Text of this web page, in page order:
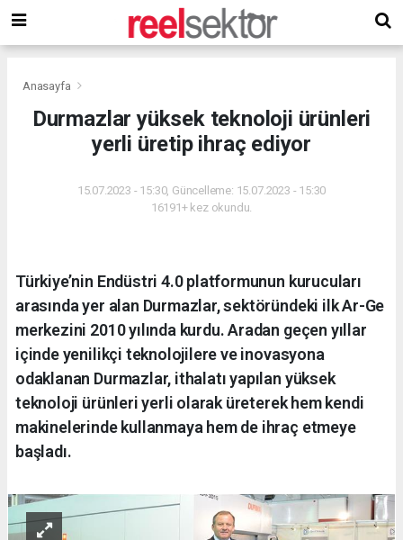
Anasayfa
Durmazlar yüksek teknoloji ürünleri
yerli üretip ihraç ediyor
15.07.2023 - 15:30, Güncelleme: 15.07.2023 - 15:30
16191+ kez okundu.
Türkiye’nin Endüstri 4.0 platformunun kurucuları
arasında yer alan Durmazlar, sektöründeki ilk Ar-Ge
merkezini 2010 yılında kurdu. Aradan geçen yıllar
içinde yenilikçi teknolojilere ve inovasyona
odaklanan Durmazlar, ithalatı yapılan yüksek
teknoloji ürünleri yerli olarak üreterek hem kendi
makinelerinde kullanmaya hem de ihraç etmeye
başladı.